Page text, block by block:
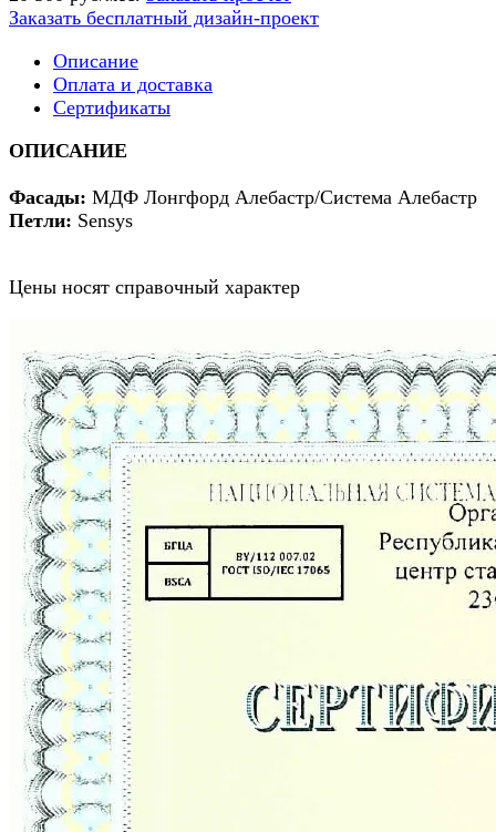
Заказать бесплатный дизайн-проект
Описание
Оплата и доставка
Сертификаты
ОПИСАНИЕ
Фасады: МДФ Лонгфорд Алебастр/Система Алебастр
Петли: Sensys
Цены носят справочный характер